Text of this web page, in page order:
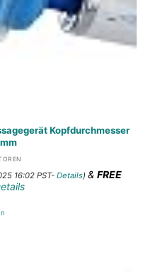
Kopfdurchmesser
16:02 PST- Details) & FREE